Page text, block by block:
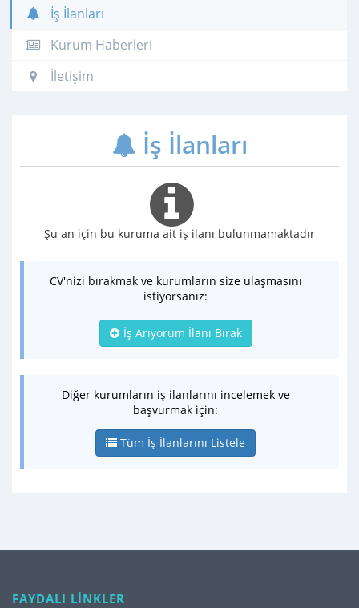
İş İlanları
Kurum Haberleri
İletişim
İş İlanları
Şu an için bu kuruma ait iş ilanı bulunmamaktadır
CV'nizi bırakmak ve kurumların size ulaşmasını
istiyorsanız:
İş Arıyorum İlanı Bırak
Diğer kurumların iş ilanlarını incelemek ve
başvurmak için:
Tüm İş İlanlarını Listele
FAYDALI LİNKLER